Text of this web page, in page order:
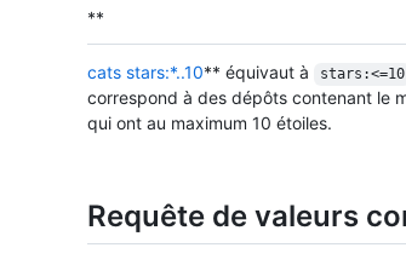
**
cats stars:*..10** équivaut à stars:<=10
correspond à des dépôts contenant le
qui ont au maximum 10 étoiles.
Requête de valeurs